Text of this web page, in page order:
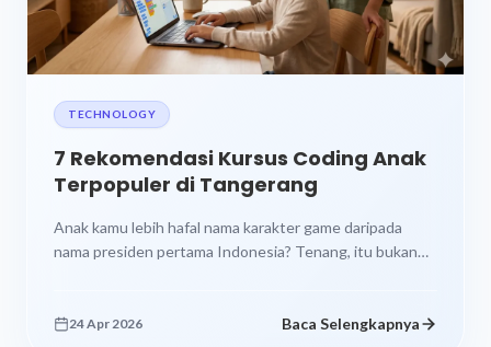
TECHNOLOGY
7 Rekomendasi Kursus Coding Anak
Terpopuler di Tangerang
Anak kamu lebih hafal nama karakter game daripada
nama presiden pertama Indonesia? Tenang, itu bukan
24 Apr 2026 Baca Selengkapnya